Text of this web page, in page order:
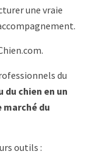
une vraie
du
chien en un
du
outils :